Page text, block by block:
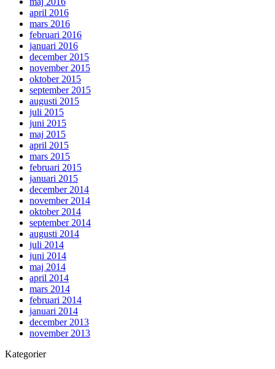
april 2016
mars 2016
februari 2016
januari 2016
december 2015
november 2015
oktober 2015
september 2015
augusti 2015
juli 2015
juni 2015
maj 2015
april 2015
mars 2015
februari 2015
januari 2015
december 2014
november 2014
oktober 2014
september 2014
augusti 2014
juli 2014
juni 2014
maj 2014
april 2014
mars 2014
februari 2014
januari 2014
december 2013
november 2013
Kategorier